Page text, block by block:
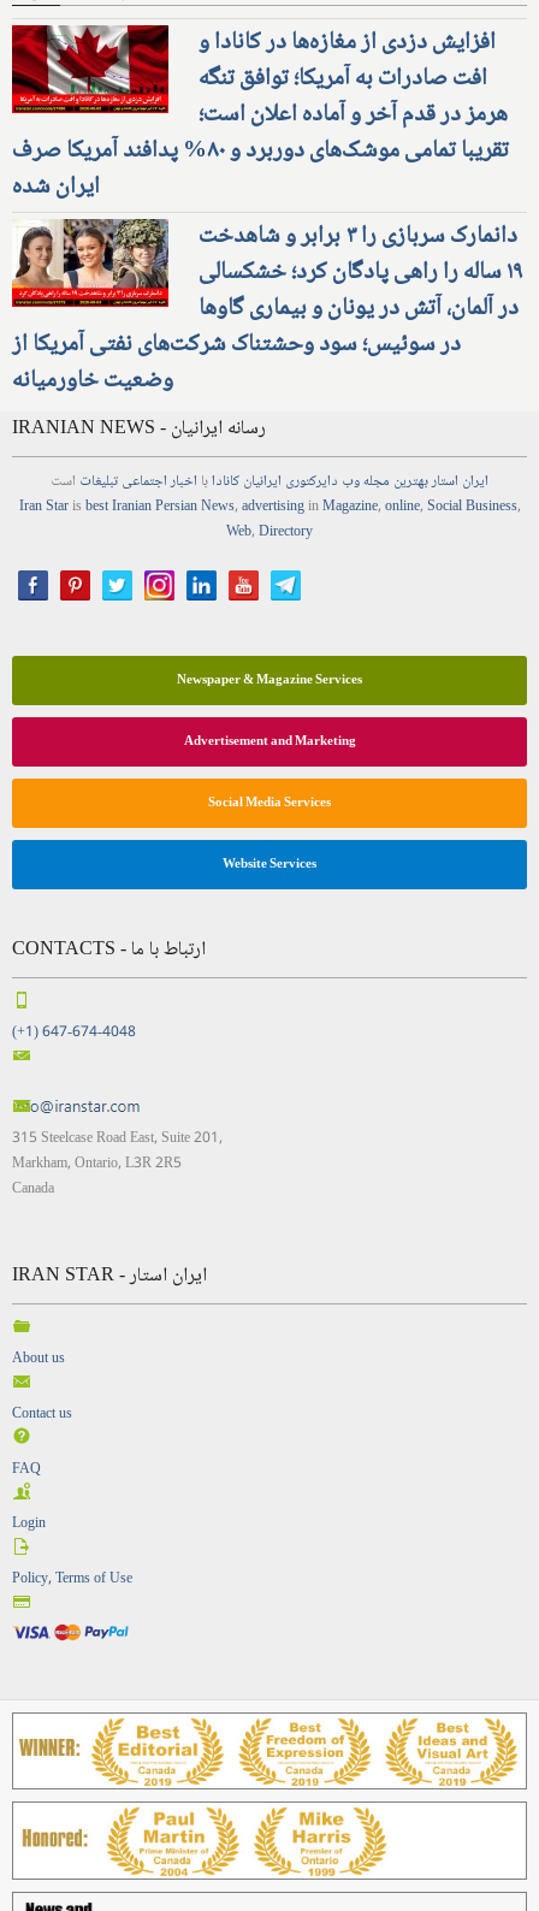
افزایش دزدی از مغازه‌ها در کانادا و
افت صادرات به آمریکا؛ توافق تنگه
هرمز در قدم آخر و آماده اعلان است؛
تقریبا تمامی موشک‌های دوربرد و ۸۰% پدافند آمریکا صرف
ایران شده
دانمارک سربازی را ۳ برابر و شاهدخت
۱۹ ساله را راهی پادگان کرد؛ خشکسالی
در آلمان، آتش در یونان و بیماری گاوها
در سوئیس؛ سود وحشتناک شرکت‌های نفتی آمریکا از
وضعیت خاورمیانه
IRANIAN NEWS - رسانه ایرانیان
ایران استاربهترین مجلهوب دایرکتوری ایرانیان کانادابا اخباراجتماعیتبلیغات است
Iran Starisbest Iranian PersianNews,advertisinginMagazine,online,Social Business,
Web,Directory
Newspaper & Magazine Services
Advertisement and Marketing
Social Media Services
Website Services
CONTACTS - ارتباط با ما
(+1) 647-674-4048
315 Steelcase Road East, Suite 201,
Markham, Ontario, L3R 2R5
Canada
IRAN STAR - ایران استار
About us
Contact us
FAQ
Login
Policy, Terms of Use